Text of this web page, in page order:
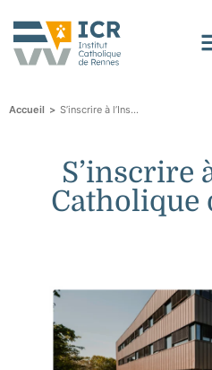
Accueil > S’inscrire à l’Institut Catholique de Rennes
S’inscrire
Catholique